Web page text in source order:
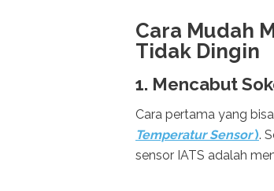
Cara Mudah
Tidak Dingin
1. Mencabut
Cara pertama yang
Temperatur Sensor).
sensor IATS adalah